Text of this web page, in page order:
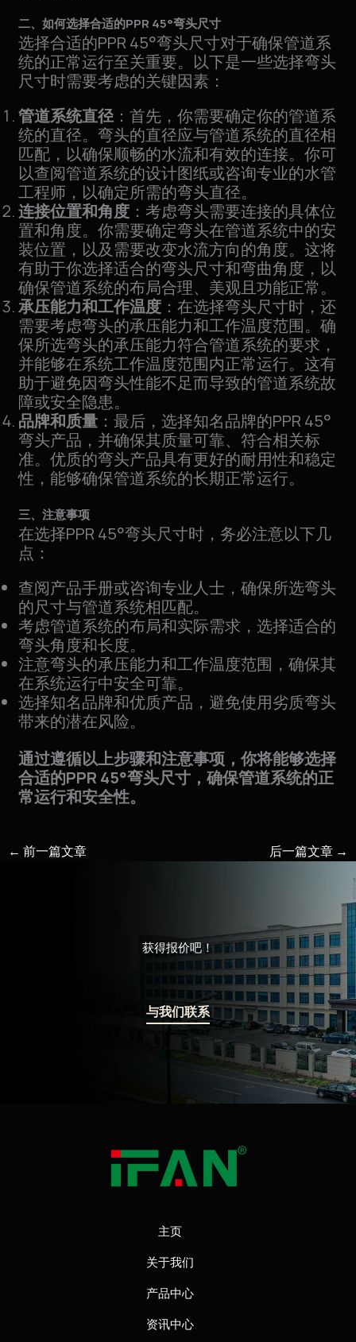
二、如何选择合适的PPR 45°弯头尺寸
选择合适的PPR 45°弯头尺寸对于确保管道系
统的正常运行至关重要。以下是一些选择弯头
尺寸时需要考虑的关键因素：
管道系统直径 ：首先，你需要确定你的管道系
统的直径。弯头的直径应与管道系统的直径相
匹配，以确保顺畅的水流和有效的连接。你可
以查阅管道系统的设计图纸或咨询专业的水管
工程师，以确定所需的弯头直径。
连接位置和角度 ：考虑弯头需要连接的具体位
置和角度。你需要确定弯头在管道系统中的安
装位置，以及需要改变水流方向的角度。这将
有助于你选择适合的弯头尺寸和弯曲角度，以
确保管道系统的布局合理、美观且功能正常。
承压能力和工作温度 ：在选择弯头尺寸时，还
需要考虑弯头的承压能力和工作温度范围。确
保所选弯头的承压能力符合管道系统的要求，
并能够在系统工作温度范围内正常运行。这有
助于避免因弯头性能不足而导致的管道系统故
障或安全隐患。
品牌和质量 ：最后，选择知名品牌的PPR 45°
弯头产品，并确保其质量可靠、符合相关标
准。优质的弯头产品具有更好的耐用性和稳定
性，能够确保管道系统的长期正常运行。
三、注意事项
在选择PPR 45°弯头尺寸时，务必注意以下几
点：
查阅产品手册或咨询专业人士，确保所选弯头
的尺寸与管道系统相匹配。
考虑管道系统的布局和实际需求，选择适合的
弯头角度和长度。
注意弯头的承压能力和工作温度范围，确保其
在系统运行中安全可靠。
选择知名品牌和优质产品，避免使用劣质弯头
带来的潜在风险。
通过遵循以上步骤和注意事项，你将能够选择
合适的PPR 45°弯头尺寸，确保管道系统的正
常运行和安全性。
← 前一篇文章 后一篇文章 →
获得报价吧！
与我们联系
主页
关于我们
产品中心
资讯中心